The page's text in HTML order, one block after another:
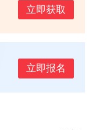
立即获取
立即报名